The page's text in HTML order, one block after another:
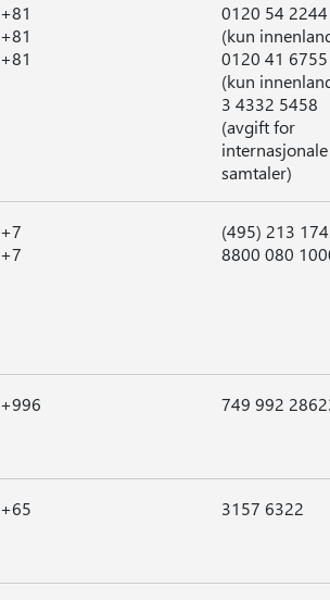
+81
+81
+81
0120 54 2244
(kun
0120 41 6755
(kun
3 4332 5458
(avgift for
internasjonale
samtaler)
+7
+7
(495) 213
8800 080
+996 749 992
+65 3157 6322